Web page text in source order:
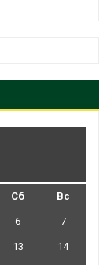
Сб Вс
6 7
13 14